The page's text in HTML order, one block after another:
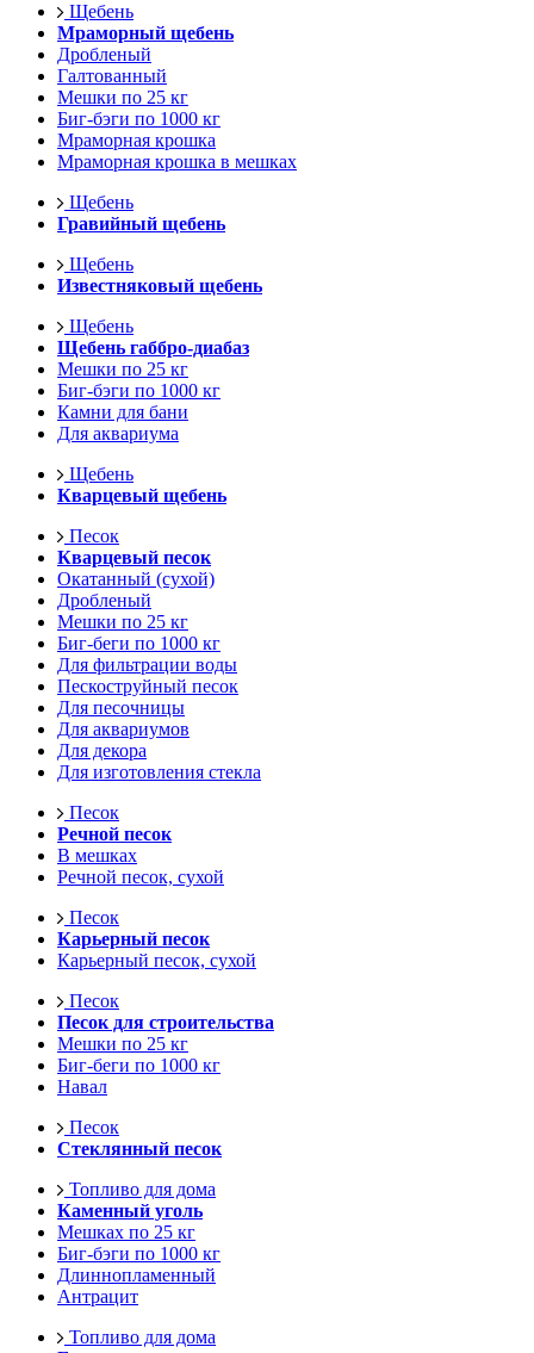
Щебень
Мраморный щебень
Дробленый
Галтованный
Мешки по 25 кг
Биг-бэги по 1000 кг
Мраморная крошка
Мраморная крошка в мешках
Щебень
Гравийный щебень
Щебень
Известняковый щебень
Щебень
Щебень габбро-диабаз
Мешки по 25 кг
Биг-бэги по 1000 кг
Камни для бани
Для аквариума
Щебень
Кварцевый щебень
Песок
Кварцевый песок
Окатанный (сухой)
Дробленый
Мешки по 25 кг
Биг-беги по 1000 кг
Для фильтрации воды
Пескоструйный песок
Для песочницы
Для аквариумов
Для декора
Для изготовления стекла
Песок
Речной песок
В мешках
Речной песок, сухой
Песок
Карьерный песок
Карьерный песок, сухой
Песок
Песок для строительства
Мешки по 25 кг
Биг-беги по 1000 кг
Навал
Песок
Стеклянный песок
Топливо для дома
Каменный уголь
Мешках по 25 кг
Биг-бэги по 1000 кг
Длиннопламенный
Антрацит
Топливо для дома